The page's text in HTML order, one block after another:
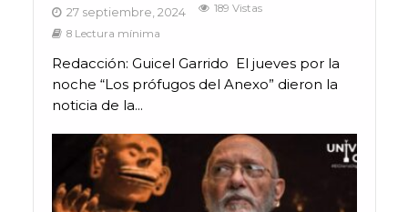
27 septiembre, 2024
189 Vistas
8 Lectura mínima
Redacción: Guicel Garrido El jueves por la
noche “Los prófugos del Anexo” dieron la
noticia de la...